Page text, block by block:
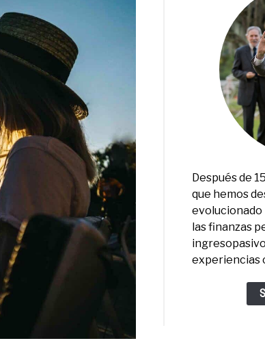
Después de
que hemos
las finanzas
experiencias